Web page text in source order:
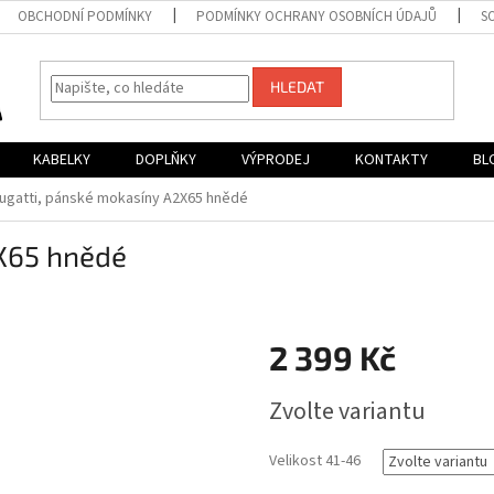
OBCHODNÍ PODMÍNKY PODMÍNKY OCHRANY OSOBNÍCH ÚDAJŮ
HLEDAT
KABELKY DOPLŇKY VÝPRODEJ KONTAKTY
pánské mokasíny A2X65 hnědé
hnědé
2 399 Kč
cena:
Zvolte variantu
Velikost 41-46